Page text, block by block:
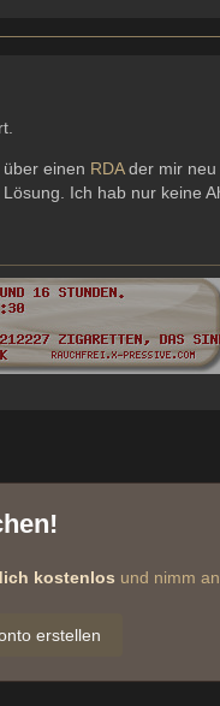
einen RDAder mir neu
Lösung. Ich hab nur keine
kostenlos und nimm
erstellen